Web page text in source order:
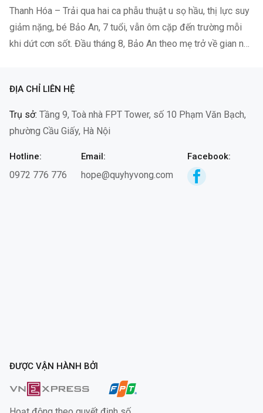
Thanh Hóa – Trải qua hai ca phẫu thuật u sọ hầu, thị lực suy
giảm nặng, bé Bảo An, 7 tuổi, vẫn ôm cặp đến trường mỗi
khi dứt cơn sốt. Đầu tháng 8, Bảo An theo mẹ trở về gian nhà
ĐỊA CHỈ LIÊN HỆ
Trụ sở: Tầng 9, Toà nhà FPT Tower, số 10 Phạm Văn Bạch,
phường Cầu Giấy, Hà Nội
Hotline:
0972 776 776
Email:
hope@quyhyvong.com
Facebook:
ĐƯỢC VẬN HÀNH BỞI